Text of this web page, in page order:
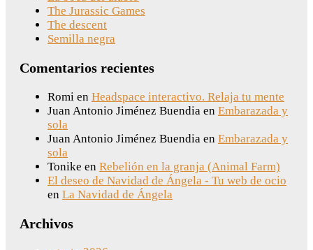
The Jurassic Games
The descent
Semilla negra
Comentarios recientes
Romi en Headspace interactivo. Relaja tu mente
Juan Antonio Jiménez Buendia en Embarazada y
sola
Juan Antonio Jiménez Buendia en Embarazada y
sola
Tonike en Rebelión en la granja (Animal Farm)
El deseo de Navidad de Ángela - Tu web de ocio
en La Navidad de Ángela
Archivos